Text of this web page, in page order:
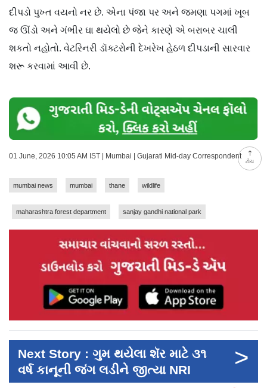
ટોચ
દીપડો પુખ્ત વયનો નર છે. એના પંજા પર અને જમણા પગમાં ખૂબ
જ ઊંડો અને ગંભીર ઘા થયેલો છે જેને કારણે એ બરાબર ચાલી
શકતો નહોતો. વેટરિનરી ડૉક્ટરોની દેખરેખ હેઠળ દીપડાની સારવાર
શરૂ કરવામાં આવી છે.
01 June, 2026 10:05 AM IST | Mumbai | Gujarati Mid-day Correspondent
mumbai news mumbai thane wildlife
maharashtra forest department sanjay gandhi national park
Next Story : ગુમ થયેલા શૅર માટે ૩૧
વર્ષ કાનૂની જંગ લડીને જીત્યા NRI
>